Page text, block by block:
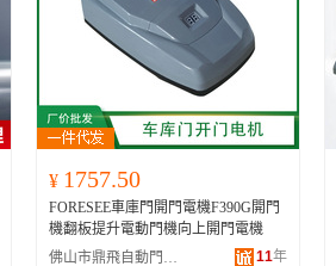
¥ 1757.50
FORESEE車庫門開門電機F390G開門
機翻板提升電動門機向上開門電機
佛山市鼎飛自動門門控有限公司
11年